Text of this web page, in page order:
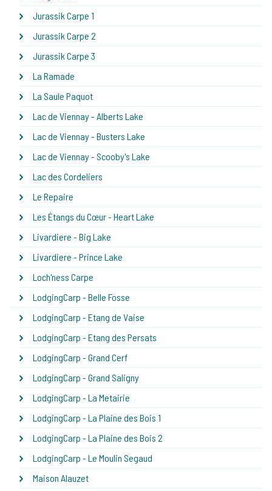
Jurassik Carpe 1
Jurassik Carpe 2
Jurassik Carpe 3
La Ramade
La Saule Paquot
Lac de Viennay - Alberts Lake
Lac de Viennay - Busters Lake
Lac de Viennay - Scooby's Lake
Lac des Cordeliers
Le Repaire
Les Étangs du Cœur - Heart Lake
Livardiere - Big Lake
Livardiere - Prince Lake
Loch'ness Carpe
LodgingCarp - Belle Fosse
LodgingCarp - Etang de Vaise
LodgingCarp - Etang des Persats
LodgingCarp - Grand Cerf
LodgingCarp - Grand Saligny
LodgingCarp - La Metairie
LodgingCarp - La Plaine des Bois 1
LodgingCarp - La Plaine des Bois 2
LodgingCarp - Le Moulin Segaud
Maison Alauzet